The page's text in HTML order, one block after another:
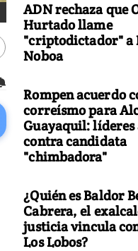
ADN rechaza que
Hurtado llame
"criptodictador" a
Noboa
Rompen acuerdo
correísmo para
Guayaquil:
contra candidata
"chimbadora"
¿Quién es Baldor
Cabrera, el
justicia vincula
Los Lobos?